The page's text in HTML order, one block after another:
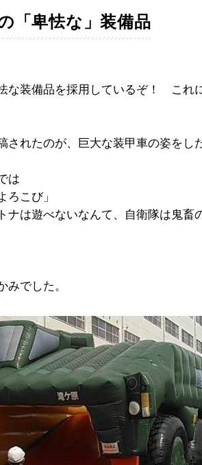
「卑怯な」装備品
な装備品を採用しているぞ！ これ
されたのが、巨大な装甲車の姿をし
は
ろこび」
ナは遊べないなんて、自衛隊は鬼畜
みでした。